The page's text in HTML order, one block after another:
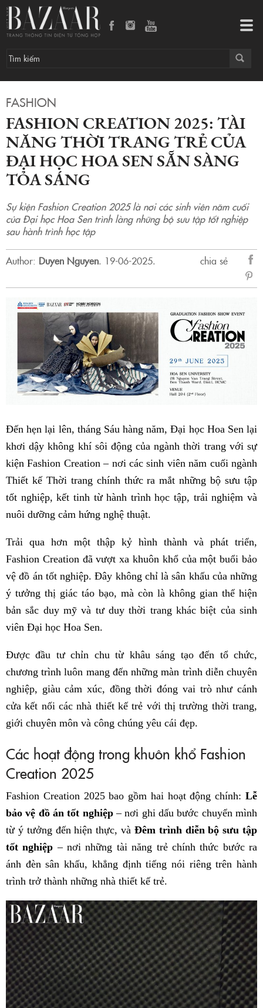
FASHION
FASHION CREATION 2025: TÀI
NĂNG THỜI TRANG TRẺ CỦA
ĐẠI HỌC HOA SEN SẴN SÀNG
TỎA SÁNG
Sự kiện Fashion Creation 2025 là nơi các sinh viên năm cuối
của Đại học Hoa Sen trình làng những bộ sưu tập tốt nghiệp
sau hành trình học tập
Author: Duyen Nguyen. 19-06-2025.
chia sẻ
sẻ
Đến hẹn lại lên, tháng Sáu hàng năm, Đại học Hoa Sen lại
khơi dậy không khí sôi động của ngành thời trang với sự
kiện Fashion Creation – nơi các sinh viên năm cuối ngành
Thiết kế Thời trang chính thức ra mắt những bộ sưu tập
tốt nghiệp, kết tinh từ hành trình học tập, trải nghiệm và
nuôi dưỡng cảm hứng nghệ thuật.
Trải qua hơn một thập kỷ hình thành và phát triển,
Fashion Creation đã vượt xa khuôn khổ của một buổi bảo
vệ đồ án tốt nghiệp. Đây không chỉ là sân khấu của những
ý tưởng thị giác táo bạo, mà còn là không gian thể hiện
bản sắc duy mỹ và tư duy thời trang khác biệt của sinh
viên Đại học Hoa Sen.
Được đầu tư chỉn chu từ khâu sáng tạo đến tổ chức,
chương trình luôn mang đến những màn trình diễn chuyên
nghiệp, giàu cảm xúc, đồng thời đóng vai trò như cánh
cửa kết nối các nhà thiết kế trẻ với thị trường thời trang,
giới chuyên môn và công chúng yêu cái đẹp.
Các hoạt động trong khuôn khổ Fashion
Creation 2025
Fashion Creation 2025 bao gồm hai hoạt động chính: Lễ
bảo vệ đồ án tốt nghiệp– nơi ghi dấu bước chuyển mình
từ ý tưởng đến hiện thực, và Đêm trình diễn bộ sưu tập
tốt nghiệp – nơi những tài năng trẻ chính thức bước ra
ánh đèn sân khấu, khẳng định tiếng nói riêng trên hành
trình trở thành những nhà thiết kế trẻ.